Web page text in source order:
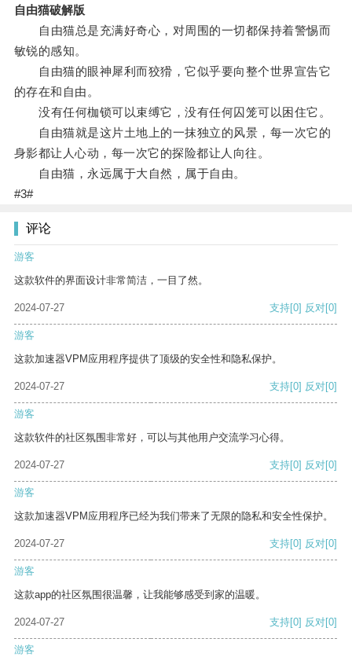
自由猫破解版
自由猫总是充满好奇心，对周围的一切都保持着警惕而
敏锐的感知。
自由猫的眼神犀利而狡猾，它似乎要向整个世界宣告它
的存在和自由。
没有任何枷锁可以束缚它，没有任何囚笼可以困住它。
自由猫就是这片土地上的一抹独立的风景，每一次它的
身影都让人心动，每一次它的探险都让人向往。
自由猫，永远属于大自然，属于自由。
#3#
评论
游客
这款软件的界面设计非常简洁，一目了然。
2024-07-27 支持[0] 反对[0]
游客
这款加速器VPM应用程序提供了顶级的安全性和隐私保护。
2024-07-27 支持[0] 反对[0]
游客
这款软件的社区氛围非常好，可以与其他用户交流学习心得。
2024-07-27 支持[0] 反对[0]
游客
这款加速器VPM应用程序已经为我们带来了无限的隐私和安全性保护。
2024-07-27 支持[0] 反对[0]
游客
这款app的社区氛围很温馨，让我能够感受到家的温暖。
2024-07-27 支持[0] 反对[0]
游客